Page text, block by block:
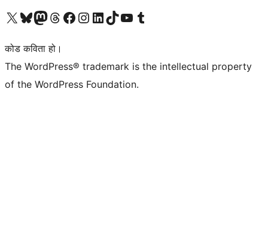
हाम्रो X (पहिले ट्विटर) खातामा जानुहोस्
हाम्रो Bluesky खाता भ्रमण गर्नुहोस्
हाम्रो म्यास्टोडन खाता भ्रमण गर्नुहोस्
हाम्रो थ्रेड्स खातामा जानुहोस्
हाम्रो फेसबुक पेजमा जानुहोस्
हाम्रो इन्स्टाग्राम खातामा जानुहोस्
हाम्रो लिङ्क्डइन खातामा जानुहोस्
हाम्रो TikTok खाता भ्रमण गर्नुहोस्
हाम्रो युट्युब च्यानलमा जानुहोस्
हाम्रो टम्बलर खाता भ्रमण गर्नुहोस्
कोड कविता हो।
The WordPress® trademark is the intellectual property
of the WordPress Foundation.